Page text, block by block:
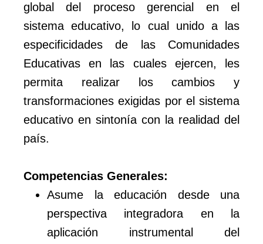
global del proceso gerencial en el
sistema educativo, lo cual unido a las
especificidades de las Comunidades
Educativas en las cuales ejercen, les
permita realizar los cambios y
transformaciones exigidas por el sistema
educativo en sintonía con la realidad del
país.
Competencias Generales:
Asume la educación desde una
perspectiva integradora en la
aplicación instrumental del